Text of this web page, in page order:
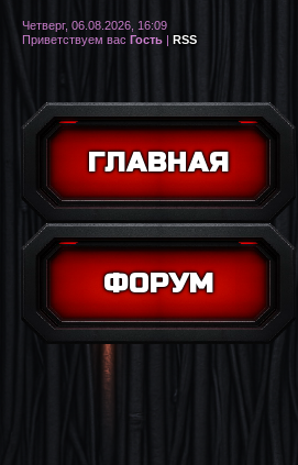
ГЛАВНАЯ
ФОРУМ
Четверг, 06.08.2026, 16:09
Приветствуем вас Гость | RSS